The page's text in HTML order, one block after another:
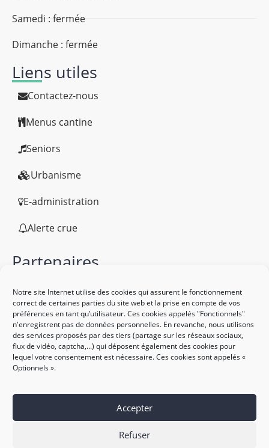
Notre site Internet utilise des cookies qui assurent le fonctionnement
correct de certaines parties du site web et la prise en compte de vos
préférences en tant qu’utilisateur. Ces cookies appelés "Fonctionnels"
n'enregistrent pas de données personnelles. En revanche, nous utilisons
des services proposés par des tiers (partage sur les réseaux sociaux,
flux de vidéo, captcha,...) qui déposent également des cookies pour
lequel votre consentement est nécessaire. Ces cookies sont appelés «
Optionnels ».
Accepter
Refuser
Samedi : fermée
Dimanche : fermée
Liens utiles
Contactez-nous
Menus cantine
Seniors
Urbanisme
E-administration
Alerte crue
Partenaires
Politique des cookies